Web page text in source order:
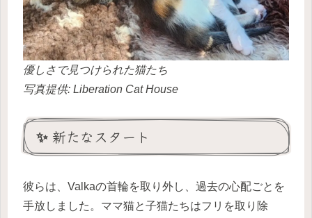
優しさで見つけられた猫たち
写真提供: Liberation Cat House
✨ 新たなスタート
彼らは、Valkaの首輪を取り外し、過去の心配ごとを
手放しました。ママ猫と子猫たちはフリを取り除